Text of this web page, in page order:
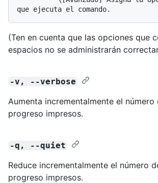
(Ten en cuenta que las opciones que
espacios no se administrarán
-v, --verbose
Aumenta incrementalmente el número
progreso impresos.
-q, --quiet
Reduce incrementalmente el número
progreso impresos.